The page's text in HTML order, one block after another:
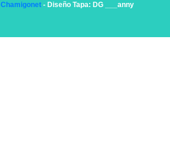
Chamigonet- Diseño Tapa: DG ___anny